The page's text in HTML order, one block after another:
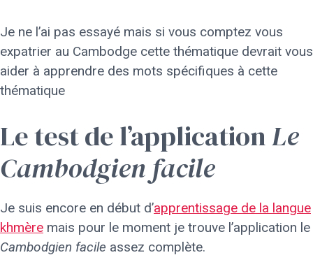
Je ne l’ai pas essayé mais si vous comptez vous
expatrier au Cambodge cette thématique devrait vous
aider à apprendre des mots spécifiques à cette
thématique
Le test de l’applicationLe
Cambodgien facile
Je suis encore en début d’apprentissage de la langue
khmère mais pour le moment je trouve l’application le
Cambodgien facile assez complète.